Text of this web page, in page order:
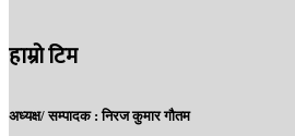
हाम्रो टिम
अध्यक्ष/ सम्पादक : निरज कुमार गौतम